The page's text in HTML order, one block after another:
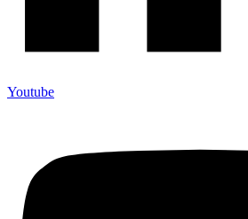
Youtube